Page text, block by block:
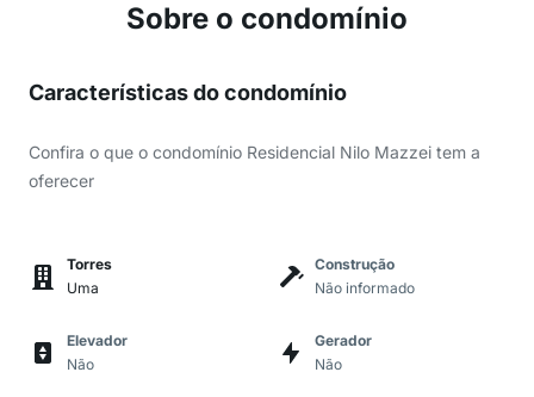
Sobre o condomínio
Características do condomínio
Confira o que o condomínio Residencial Nilo Mazzei tem a
oferecer
Torres
Uma
Construção
Não informado
Elevador
Não
Gerador
Não